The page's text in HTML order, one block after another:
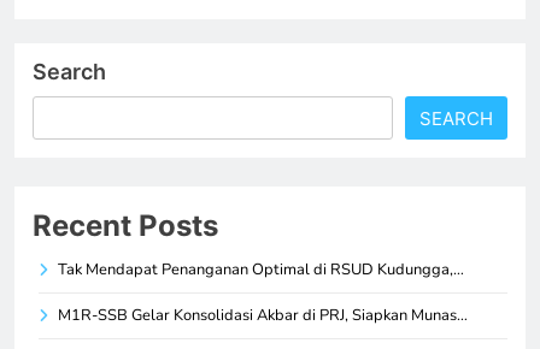
Search
SEARCH
Recent Posts
Tak Mendapat Penanganan Optimal di RSUD Kudungga,…
M1R-SSB Gelar Konsolidasi Akbar di PRJ, Siapkan Munas…